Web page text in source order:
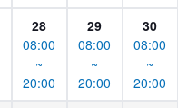
28
08:00
~
20:00
29
08:00
~
20:00
30
08:00
~
20:00